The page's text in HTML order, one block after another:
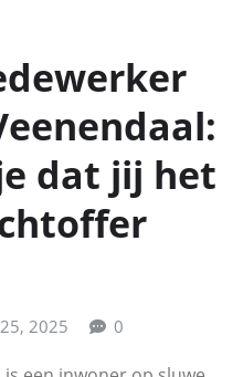
dat jij het
2025 0